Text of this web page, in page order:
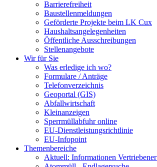
Barrierefreiheit
Baustellenmeldungen
Geförderte Projekte beim LK Cux
Haushaltsangelegenheiten
Öffentliche Ausschreibungen
Stellenangebote
Wir für Sie
Was erledige ich wo?
Formulare / Anträge
Telefonverzeichnis
Geoportal (GIS)
Abfallwirtschaft
Kleinanzeigen
Sperrmüllabfuhr online
EU-Dienstleistungsrichtlinie
EU-Infopoint
Themenbereiche
Aktuell: Informationen